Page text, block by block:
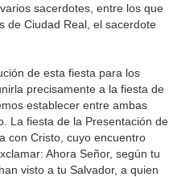
sacerdotes, entre los que
de Ciudad Real, el sacerdote
de esta fiesta para los
precisamente a la fiesta de
establecer entre ambas
La fiesta de la Presentación de
con Cristo, cuyo encuentro
Ahora Señor, según tu
visto a tu Salvador, a quien